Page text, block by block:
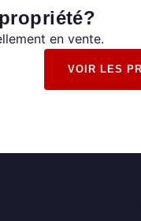
en vente.
VOIR LES